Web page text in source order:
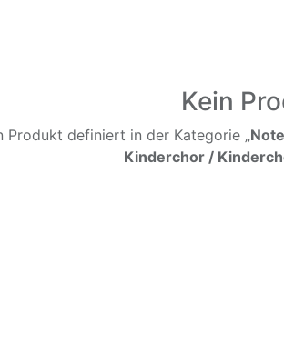
Kein
Produkt definiert in der Kategorie „
Kinderchor /